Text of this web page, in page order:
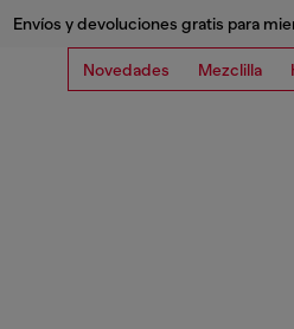
Envíos y devoluciones gratis para
Novedades Mezclilla